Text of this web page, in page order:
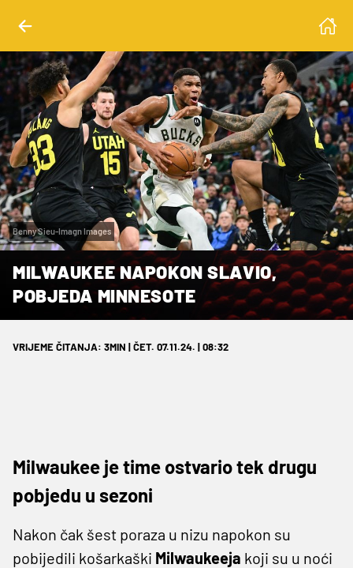
Benny Sieu-Imagn Images
MILWAUKEE NAPOKON SLAVIO,
POBJEDA MINNESOTE
VRIJEME ČITANJA: 3MIN | ČET. 07.11.24. | 08:32
Milwaukee je time ostvario tek drugu
pobjedu u sezoni
Nakon čak šest poraza u nizu napokon su
pobijedili košarkaški Milwaukeeja koji su u noći